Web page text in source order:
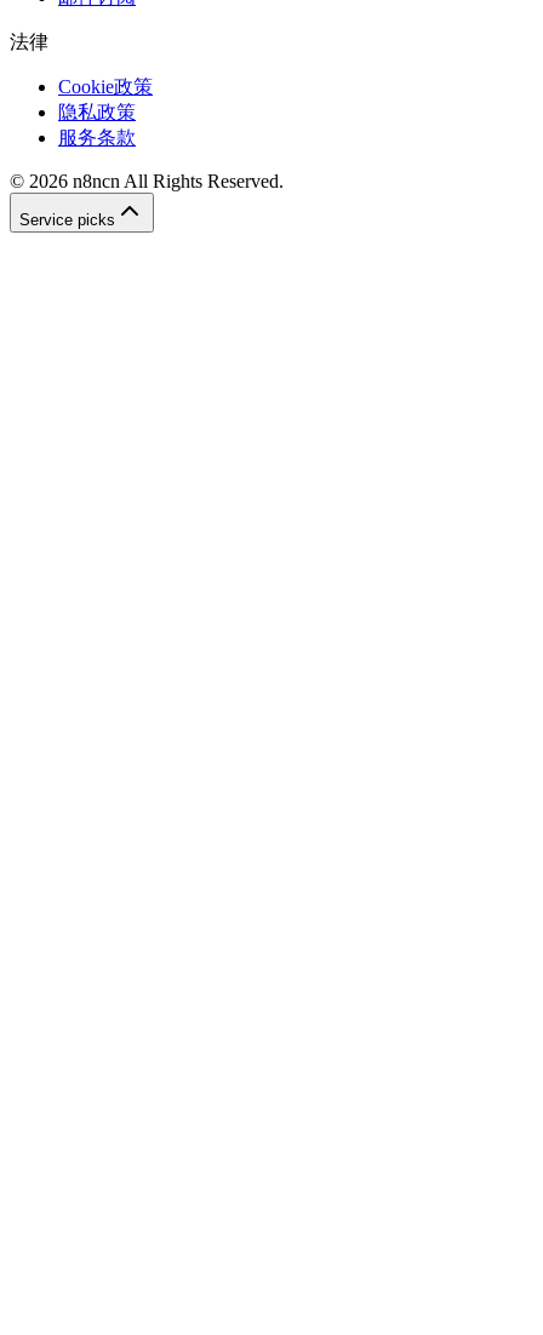
法律
Cookie政策
隐私政策
服务条款
© 2026 n8ncn All Rights Reserved.
Service picks